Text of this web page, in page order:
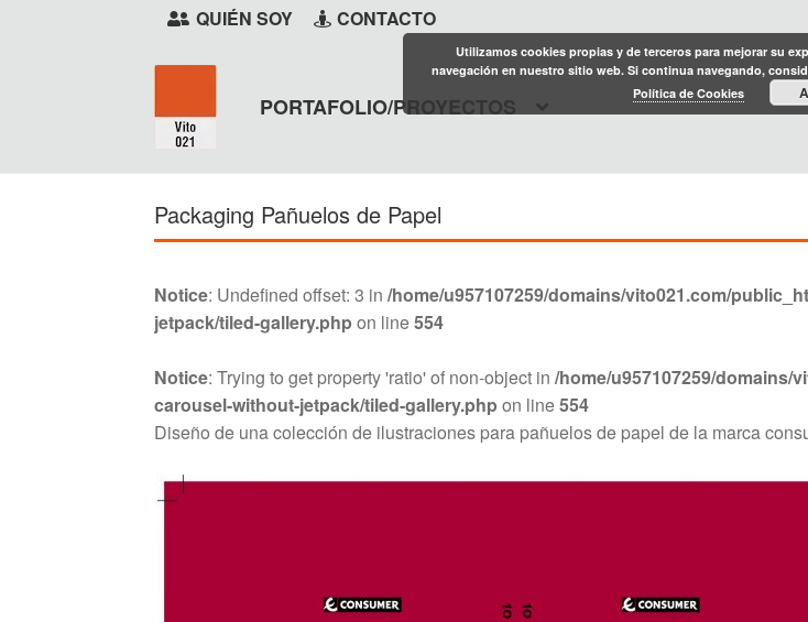
QUIÉN SOY CONTACTO
navegación
PORTAFOLIO/PROYECTOS
Packaging Pañuelos de Papel
Notice: Undefined offset: 3 in/home/u957107259/domains/vito021.com/
jetpack/tiled-gallery.php on line554
Notice: Trying to get property 'ratio' of non-object in/home/u957107259/domains/
carousel-without-jetpack/tiled-gallery.php on line554
Diseño de una colección de ilustraciones para pañuelos de papel de la marca
Utilizamos cookies propias y de terceros para mejorar su
navegación en nuestro sitio web. Si continua navegando,
Política de Cookies